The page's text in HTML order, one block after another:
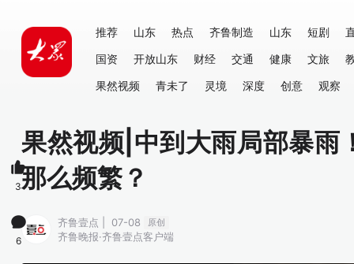
推荐 山东 热点 齐鲁制造 山东 短剧
国资
开放山东 财经 交通 健康 文旅
果然视频
青未了 灵境 深度 创意 观察
果然视频|中到大雨局部暴雨
那么频繁？
齐鲁壹点 | 07-08 原创
齐鲁晚报·齐鲁壹点客户端
3
6